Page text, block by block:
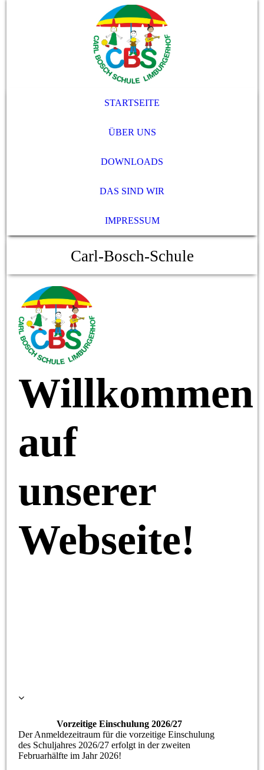
STARTSEITE
ÜBER UNS
DOWNLOADS
DAS SIND WIR
IMPRESSUM
Carl-Bosch-Schule
Willkommen
auf
unserer
Webseite!
Vorzeitige Einschulung 2026/27
Der Anmeldezeitraum für die vorzeitige Einschulung
des Schuljahres 2026/27 erfolgt in der zweiten
Februarhälfte im Jahr 2026!